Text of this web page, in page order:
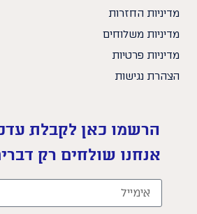
מדיניות החזרות
מדיניות משלוחים
מדיניות פרטיות
הצהרת נגישות
הרשמו כאן לקבלת
אנחנו שולחים רק